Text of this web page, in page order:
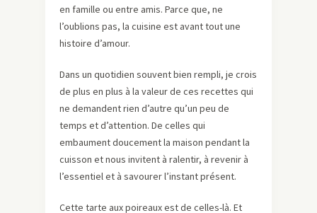
en famille ou entre amis. Parce que, ne
l’oublions pas, la cuisine est avant tout une
histoire d’amour.
Dans un quotidien souvent bien rempli, je crois
de plus en plus à la valeur de ces recettes qui
ne demandent rien d’autre qu’un peu de
temps et d’attention. De celles qui
embaument doucement la maison pendant la
cuisson et nous invitent à ralentir, à revenir à
l’essentiel et à savourer l’instant présent.
Cette tarte aux poireaux est de celles-là. Et